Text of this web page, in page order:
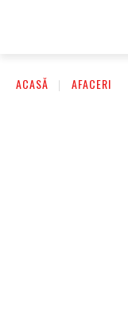
ACASĂ AFACERI